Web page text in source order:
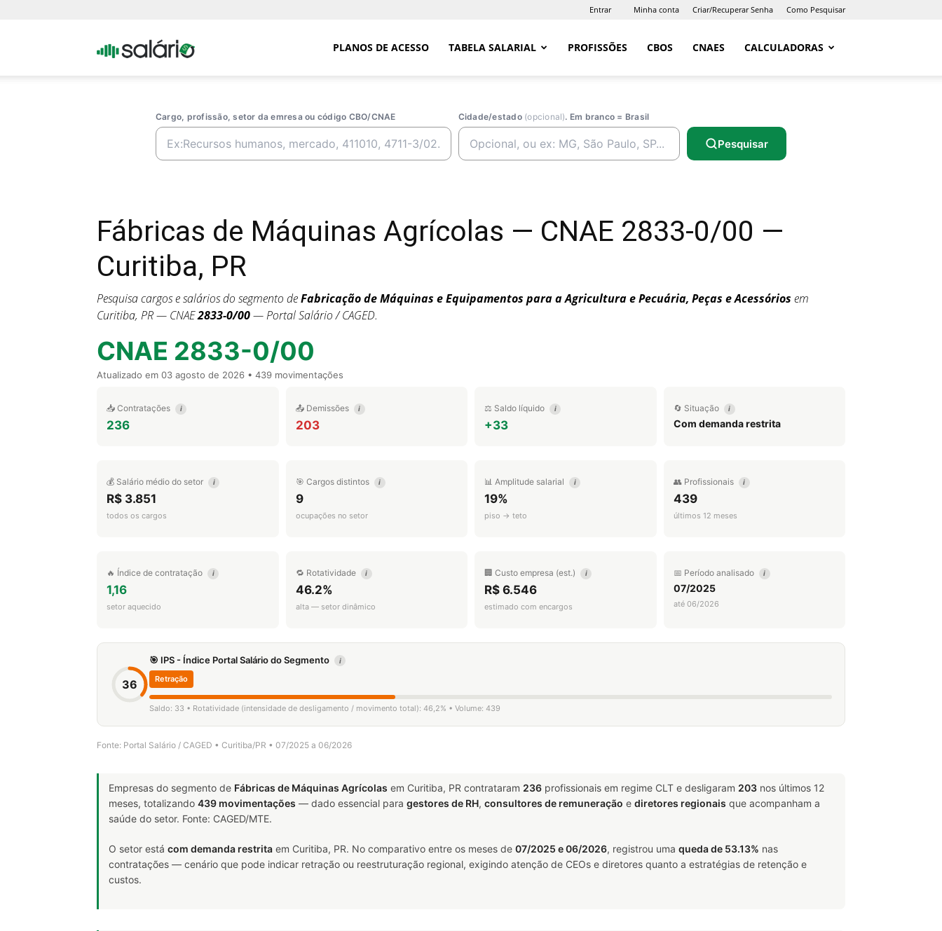
Entrar Minha conta Criar/Recuperar Senha Como Pesquisar
Portal PLANOS DE ACESSO TABELA SALARIAL PROFISSÕES CBOS CNAES CALCULADORAS
Cargo, profissão, setor da emresa ou código CBO/CNAE Cidade/estado (opcional). Em branco = Brasil
Pesquisar
Fábricas de Máquinas Agrícolas — CNAE 2833-0/00 —
Curitiba, PR
Pesquisa cargos e salários do segmento deFabricação de Máquinas e Equipamentos para a Agricultura e Pecuária, Peças e Acessórios em
Curitiba, PR — CNAE2833-0/00— Portal Salário / CAGED.
CNAE 2833-0/00
Atualizado em 03 agosto de 2026 • 439 movimentações
📥 Contratações i
236
📤 Demissões i
203
⚖️ Saldo líquido i
+33
🔄 Situação i
Com demanda restrita
💰 Salário médio do setor i
R$ 3.851
todos os cargos
🎯 Cargos distintos i
9
ocupações no setor
📊 Amplitude salarial i
19%
piso → teto
👥 Profissionais i
439
últimos 12 meses
🔥 Índice de contratação i
1,16
setor aquecido
🔁 Rotatividade i
46.2%
alta — setor dinâmico
🏢 Custo empresa (est.) i
R$ 6.546
estimado com encargos
📅 Período analisado i
07/2025
até 06/2026
36
🎯 IPS - Índice Portal Salário do Segmento i
Retração
Saldo: 33 • Rotatividade (intensidade de desligamento / movimento total): 46,2% • Volume: 439
Fonte: Portal Salário / CAGED • Curitiba/PR • 07/2025 a 06/2026
Empresas do segmento de Fábricas de Máquinas Agrícolas em Curitiba, PR contrataram 236 profissionais em regime CLT e desligaram 203 nos últimos 12
meses, totalizando 439 movimentações — dado essencial para gestores de RH, consultores de remuneração e diretores regionais que acompanham a
saúde do setor. Fonte: CAGED/MTE.
O setor está com demanda restrita em Curitiba, PR. No comparativo entre os meses de 07/2025 e 06/2026, registrou uma queda de 53.13% nas
contratações — cenário que pode indicar retração ou reestruturação regional, exigindo atenção de CEOs e diretores quanto a estratégias de retenção e
custos.